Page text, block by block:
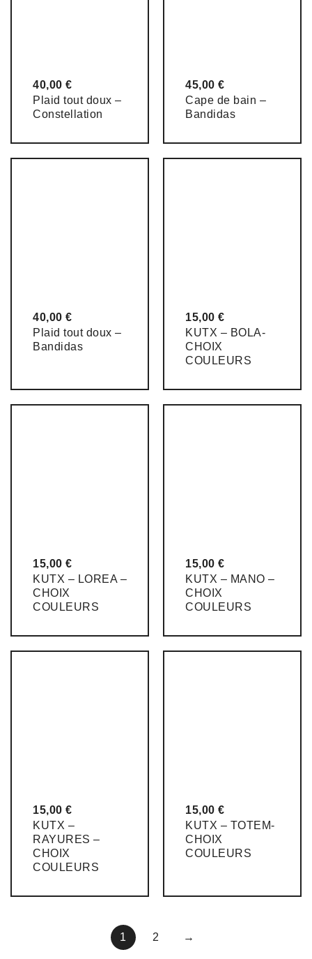
40,00 €
Plaid tout doux –
Constellation
45,00 €
Cape de bain –
Bandidas
40,00 €
Plaid tout doux –
Bandidas
15,00 €
KUTX – BOLA-
CHOIX
COULEURS
15,00 €
KUTX – LOREA –
CHOIX
COULEURS
15,00 €
KUTX – MANO –
CHOIX
COULEURS
15,00 €
KUTX –
RAYURES –
CHOIX
COULEURS
15,00 €
KUTX – TOTEM-
CHOIX
COULEURS
1 2 →